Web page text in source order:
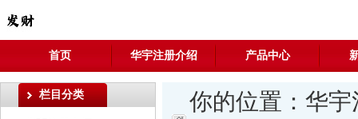
首页 华宇注册介绍 产品中心
栏目分类 你的位置： 华宇